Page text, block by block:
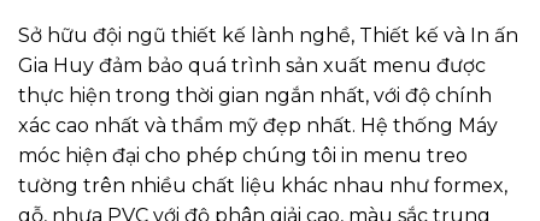
Sở hữu đội ngũ thiết kế lành nghề, Thiết kế và In ấn
Gia Huy đảm bảo quá trình sản xuất menu được
thực hiện trong thời gian ngắn nhất, với độ chính
xác cao nhất và thẩm mỹ đẹp nhất. Hệ thống Máy
móc hiện đại cho phép chúng tôi in menu treo
tường trên nhiều chất liệu khác nhau như formex,
gỗ, nhựa PVC với độ phân giải cao, màu sắc trung